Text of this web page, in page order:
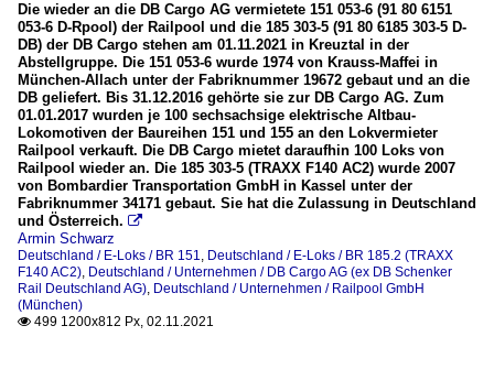
Die wieder an die DB Cargo AG vermietete 151 053-6 (91 80 6151
053-6 D-Rpool) der Railpool und die 185 303-5 (91 80 6185 303-5 D-
DB) der DB Cargo stehen am 01.11.2021 in Kreuztal in der
Abstellgruppe. Die 151 053-6 wurde 1974 von Krauss-Maffei in
München-Allach unter der Fabriknummer 19672 gebaut und an die
DB geliefert. Bis 31.12.2016 gehörte sie zur DB Cargo AG. Zum
01.01.2017 wurden je 100 sechsachsige elektrische Altbau-
Lokomotiven der Baureihen 151 und 155 an den Lokvermieter
Railpool verkauft. Die DB Cargo mietet daraufhin 100 Loks von
Railpool wieder an. Die 185 303-5 (TRAXX F140 AC2) wurde 2007
von Bombardier Transportation GmbH in Kassel unter der
Fabriknummer 34171 gebaut. Sie hat die Zulassung in Deutschland
und Österreich. 
Armin Schwarz
Deutschland / E-Loks / BR 151, Deutschland / E-Loks / BR 185.2 (TRAXX
F140 AC2), Deutschland / Unternehmen / DB Cargo AG (ex DB Schenker
Rail Deutschland AG), Deutschland / Unternehmen / Railpool GmbH
(München)
 499 1200x812 Px, 02.11.2021